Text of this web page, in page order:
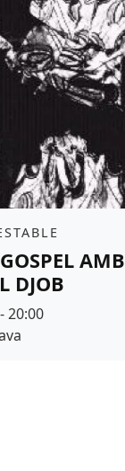
AMB
DJOB
20:00